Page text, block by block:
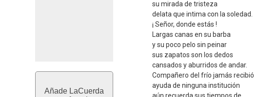
Añade LaCuerda
su mirada de tristeza
delata que intima con la soledad.
¡ Señor, donde estás !
Largas canas en su barba
y su poco pelo sin peinar
sus zapatos son los dedos
cansados y aburridos de andar.
Compañero del frío jamás recibió
ayuda de ninguna institución